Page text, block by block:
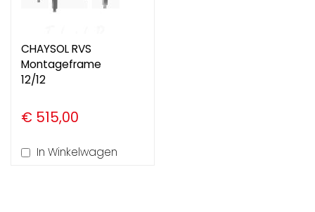
CHAYSOL RVS
Montageframe
12/12
€ 515,00
In Winkelwagen